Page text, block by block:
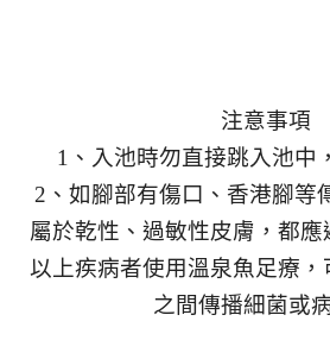
注意事項
1、入池時勿直接跳入池中
2、如腳部有傷口、香港腳等
屬於乾性、過敏性皮膚，都
以上疾病者使用溫泉魚足療，
之間傳播細菌或